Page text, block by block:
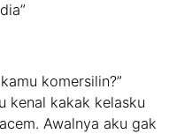
komersilin?”
kenal kakak kelasku
Awalnya aku gak